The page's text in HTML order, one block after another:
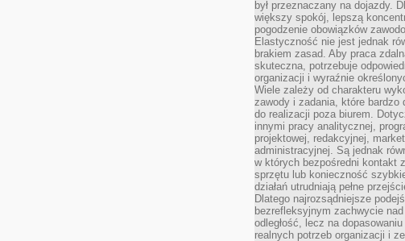
był przeznaczany na dojazdy.
większy spokój, lepszą
pogodzenie obowiązków
Elastyczność nie jest jednak
brakiem zasad. Aby praca
skuteczna, potrzebuje
organizacji i wyraźnie
Wiele zależy od charakteru
zawody i zadania, które bardzo
do realizacji poza biurem.
innymi pracy analitycznej,
projektowej, redakcyjnej,
administracyjnej. Są jednak
w których bezpośredni kontakt
sprzętu lub konieczność
działań utrudniają pełne
Dlatego najrozsądniejsze
bezrefleksyjnym zachwycie
odległość, lecz na
realnych potrzeb organizacji i